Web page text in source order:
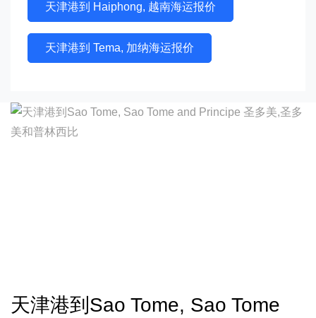
天津港到 Haiphong, 越南海运报价
天津港到 Tema, 加纳海运报价
天津港到Sao Tome, Sao Tome